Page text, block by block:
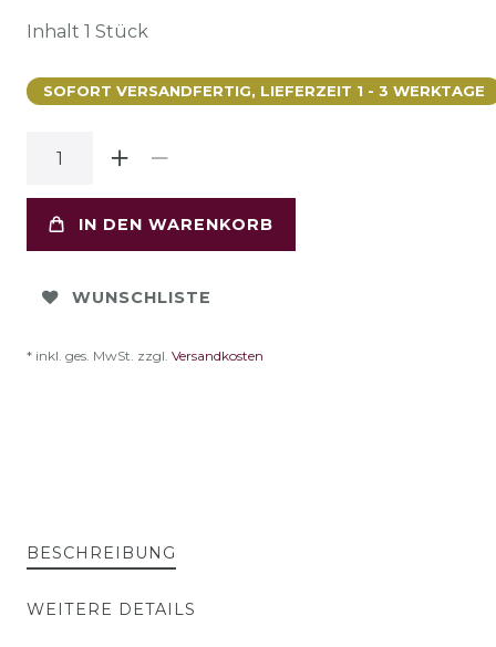
Inhalt 1 Stück
SOFORT VERSANDFERTIG, LIEFERZEIT 1 - 3 WERKTAGE
IN DEN WARENKORB
WUNSCHLISTE
* inkl. ges. MwSt. zzgl. Versandkosten
BESCHREIBUNG
WEITERE DETAILS